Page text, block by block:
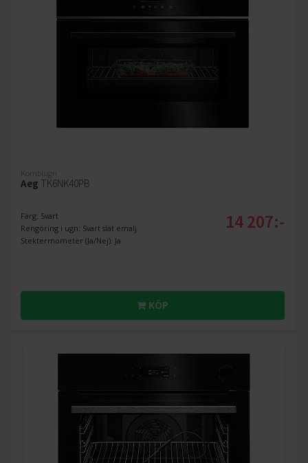
Kombiugn
Aeg TK6NK40PB
Färg: Svart
Rengöring i ugn: Svart slät emalj
Stektermometer (Ja/Nej): Ja
14 207:-
KÖP